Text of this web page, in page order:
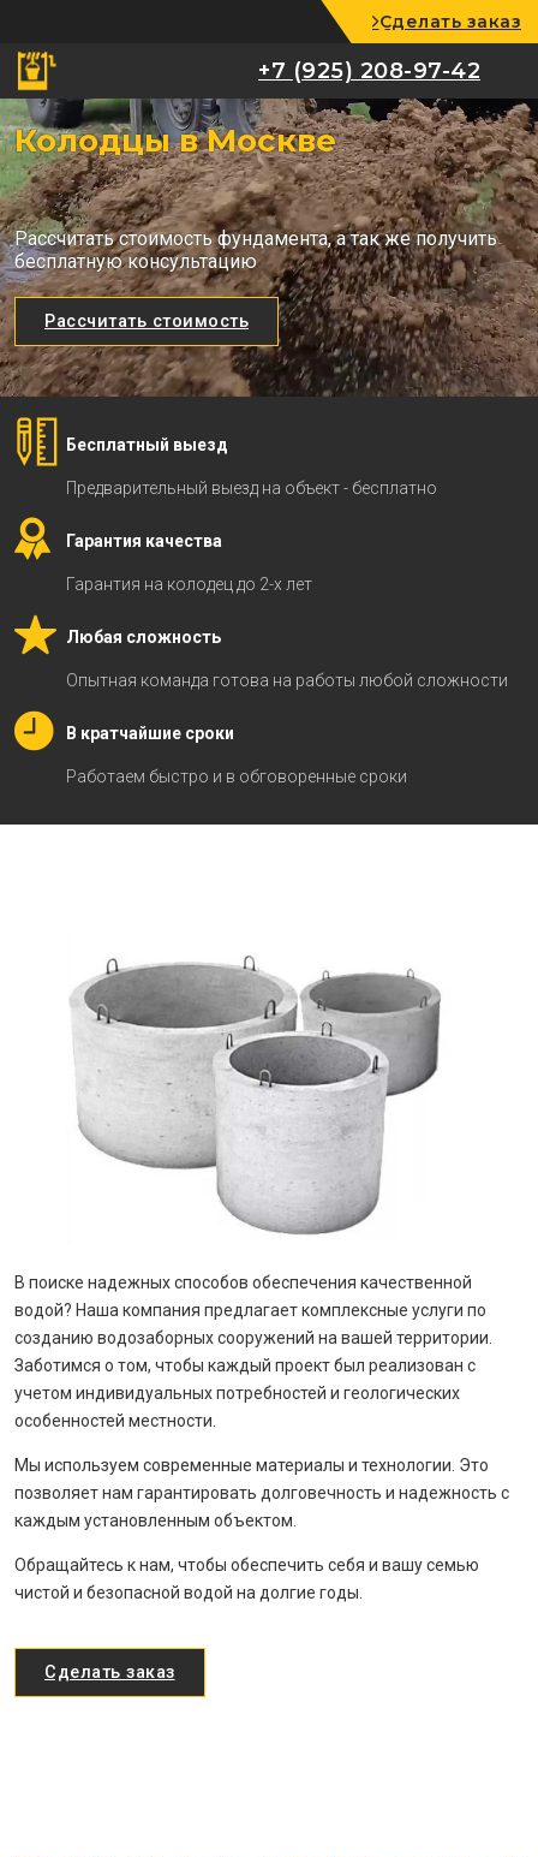
+7 (925) 208-97-42
Сделать заказ
+7 (925) 208-97-42
Колодцы в Москве
Рассчитать стоимость фундамента, а так же получить
бесплатную консультацию
Рассчитать стоимость
Бесплатный выезд
Предварительный выезд на объект - бесплатно
Гарантия качества
Гарантия на колодец до 2-х лет
Любая сложность
Опытная команда готова на работы любой сложности
В кратчайшие сроки
Работаем быстро и в обговоренные сроки
В поиске надежных способов обеспечения качественной
водой? Наша компания предлагает комплексные услуги по
созданию водозаборных сооружений на вашей территории.
Заботимся о том, чтобы каждый проект был реализован с
учетом индивидуальных потребностей и геологических
особенностей местности.
Мы используем современные материалы и технологии. Это
позволяет нам гарантировать долговечность и надежность с
каждым установленным объектом.
Обращайтесь к нам, чтобы обеспечить себя и вашу семью
чистой и безопасной водой на долгие годы.
Сделать заказ